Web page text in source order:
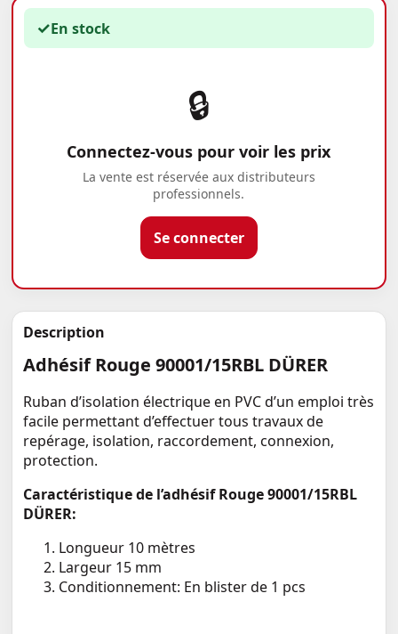
✓En stock
🔒
Connectez-vous pour voir les prix
La vente est réservée aux distributeurs
professionnels.
Se connecter
Description
Adhésif Rouge 90001/15RBL DÜRER
Ruban d’isolation électrique en PVC d’un emploi très
facile permettant d’effectuer tous travaux de
repérage, isolation, raccordement, connexion,
protection.
Caractéristique de l’adhésif Rouge 90001/15RBL
DÜRER:
Longueur 10 mètres
Largeur 15 mm
Conditionnement: En blister de 1 pcs